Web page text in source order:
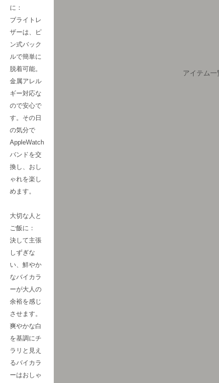
アイテム一
に：
ブライトレ
ザーは、ピ
ン式バック
ルで簡単に
脱着可能。
金属アレル
ギー対応な
ので安心で
す。その日
の気分で
AppleWatch
バンドを交
換し、おし
ゃれを楽し
めます。
大切な人と
ご飯に：
決して主張
しずぎな
い、鮮やか
なバイカラ
ーが大人の
余裕を感じ
させます。
爽やかな白
を基調にチ
ラリと見え
るバイカラ
ーはおしゃ